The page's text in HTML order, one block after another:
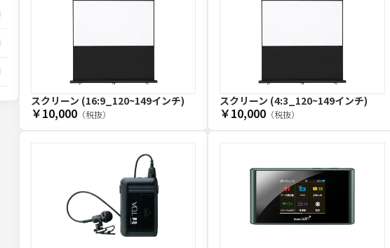
スクリーン (16:9_120~149インチ)
￥10,000 （税抜）
スクリーン (4:3_120~149インチ)
￥10,000 （税抜）